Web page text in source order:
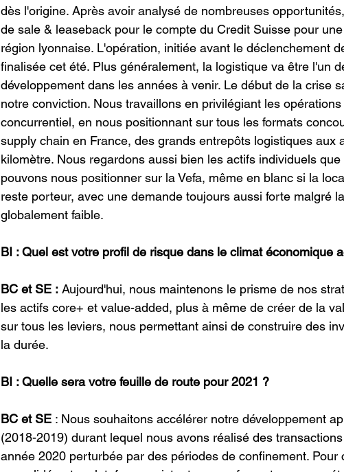
dès l'origine. Après avoir analysé de nombreuses
de sale & leaseback pour le compte du Credit Suisse pour
région lyonnaise. L'opération, initiée avant le déclenchement
finalisée cet été. Plus généralement, la logistique va être l'un
développement dans les années à venir. Le début de la crise
notre conviction. Nous travaillons en privilégiant les
concurrentiel, en nous positionnant sur tous les formats
supply chain en France, des grands entrepôts logistiques aux
kilomètre. Nous regardons aussi bien les actifs individuels
pouvons nous positionner sur la Vefa, même en blanc si la
reste porteur, avec une demande toujours aussi forte malgré
globalement faible.
BI : Quel est votre profil de risque dans le climat économique
BC et SE : Aujourd'hui, nous maintenons le prisme de nos
les actifs core+ et value-added, plus à même de créer de la
sur tous les leviers, nous permettant ainsi de construire des
la durée.
BI : Quelle sera votre feuille de route pour 2021 ?
BC et SE : Nous souhaitons accélérer notre développement
(2018-2019) durant lequel nous avons réalisé des
année 2020 perturbée par des périodes de confinement. Pour